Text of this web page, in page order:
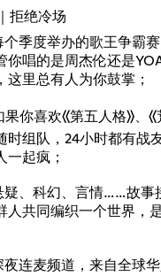
拒绝冷场
个季度举办的歌王争霸
你唱的是周杰伦还是
这里总有人为你鼓掌；
你喜欢《第五人格》、
时组队，24小时都有战
一起疯；
疑、科幻、言情……故事
人共同编织一个世界，
夜连麦频道，来自全球